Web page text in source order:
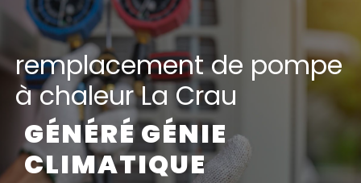
remplacement de pompe
à chaleur La Crau
GÉNÉRÉ GÉNIE
CLIMATIQUE